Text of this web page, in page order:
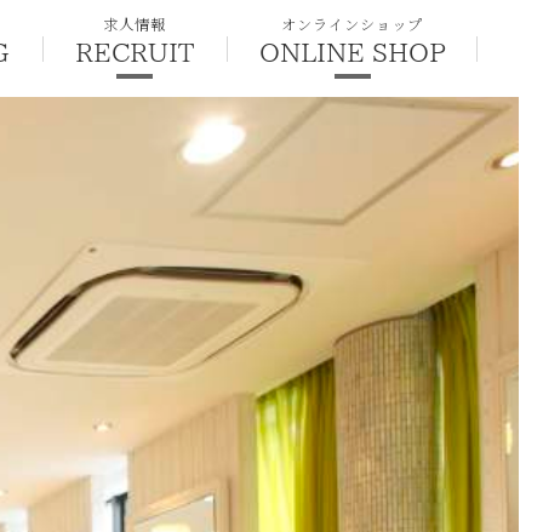
求人情報
RECRUIT
オンラインショップ
ONLINE SHOP